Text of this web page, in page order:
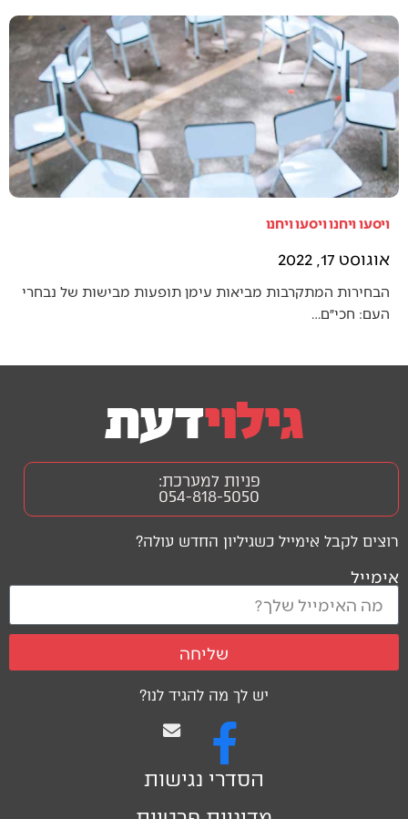
ויסעו ויחנו ויסעו ויחנו
אוגוסט 17, 2022
הבחירות המתקרבות מביאות עימן תופעות מבישות של נבחרי
העם: חכי״ם…
יש לך מה להגיד לנו?
הסדרי נגישות
רוצים לקבל אימייל כשגיליון החדש עולה?
אימייל
שליחה
פניות למערכת:
054-818-5050